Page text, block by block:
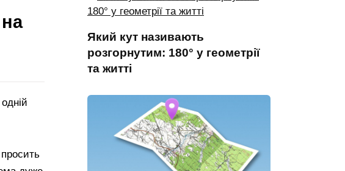
Який кут називають
розгорнутим: 180° у геометрії
та житті